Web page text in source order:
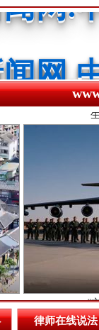
闻网.
网.
网.
网.
网.
“
律师在线说法